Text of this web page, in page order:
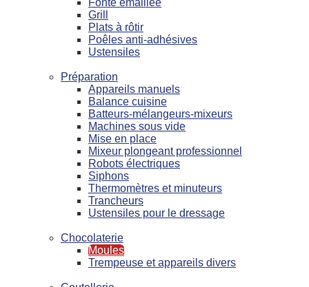
Fonte émaillée
Grill
Plats à rôtir
Poêles anti-adhésives
Ustensiles
Préparation
Appareils manuels
Balance cuisine
Batteurs-mélangeurs-mixeurs
Machines sous vide
Mise en place
Mixeur plongeant professionnel
Robots électriques
Siphons
Thermomètres et minuteurs
Trancheurs
Ustensiles pour le dressage
Chocolaterie
Moules
Trempeuse et appareils divers